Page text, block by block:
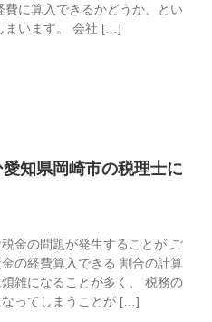
に算入できるかどうか、とい
まいます。 会社 […]
知県岡崎市の税理士に
金の問題が発生することが ご
の経費算入できる 割合の計算
雑になることが多く、 税務の
ってしまうことが […]